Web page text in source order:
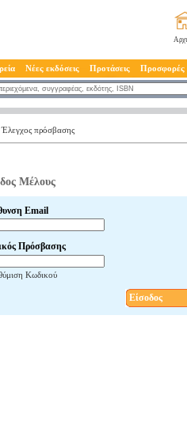
Νέες εκδόσεις Προτάσεις Προσφορές
Έλεγχος πρόσβασης
Μέλους
Email
Πρόσβασης
Κωδικού
Είσοδος